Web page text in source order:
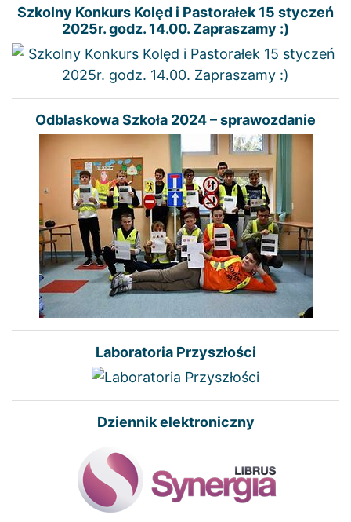
Szkolny Konkurs Kolęd i Pastorałek 15 styczeń
2025r. godz. 14.00. Zapraszamy :)
Odblaskowa Szkoła 2024 – sprawozdanie
Laboratoria Przyszłości
Dziennik elektroniczny